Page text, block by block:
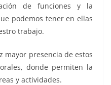
de funciones y la
podemos tener en ellas
trabajo.
mayor presencia de estos
donde permiten la
y actividades.